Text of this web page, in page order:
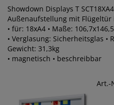
Showdown Displays T
Außenaufstellung mit
• für: 18xA4 • Maße:
• Verglasung: Sicherheitsglas •
Gewicht: 31,3kg
• magnetisch • beschreibbar
Art.-